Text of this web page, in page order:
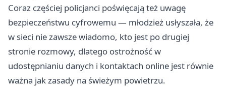
Coraz częściej policjanci poświęcają też uwagę
bezpieczeństwu cyfrowemu — młodzież usłyszała, że
w sieci nie zawsze wiadomo, kto jest po drugiej
stronie rozmowy, dlatego ostrożność w
udostępnianiu danych i kontaktach online jest równie
ważna jak zasady na świeżym powietrzu.